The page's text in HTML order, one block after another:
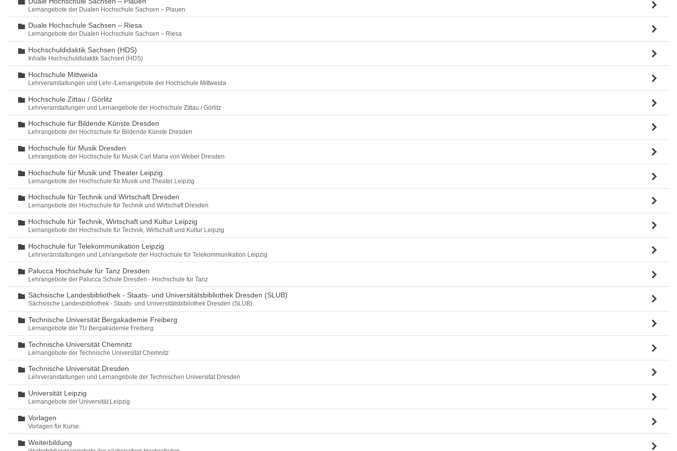
Lernangebote der Dualen Hochschule Sachsen – Plauen
Ordner
Duale Hochschule Sachsen – Riesa
Lernangebote der Dualen Hochschule Sachsen – Riesa
Ordner
Hochschuldidaktik Sachsen (HDS)
Inhalte Hochschuldidaktik Sachsen (HDS)
Ordner
Hochschule Mittweida
Lehrveranstaltungen und Lehr-/Lernangebote der Hochschule Mittweida
Ordner
Hochschule Zittau / Görlitz
Lehrveranstaltungen und Lernangebote der Hochschule Zittau / Görlitz
Ordner
Hochschule für Bildende Künste Dresden
Lehrangebote der Hochschule für Bildende Künste Dresden
Ordner
Hochschule für Musik Dresden
Lehrangebote der Hochschule für Musik Carl Maria von Weber Dresden
Ordner
Hochschule für Musik und Theater Leipzig
Lernangebote der Hochschule für Musik und Theater Leipzig
Ordner
Hochschule für Technik und Wirtschaft Dresden
Lernangebote der Hochschule für Technik und Wirtschaft Dresden
Ordner
Hochschule für Technik, Wirtschaft und Kultur Leipzig
Lernangebote der Hochschule für Technik, Wirtschaft und Kultur Leipzig
Ordner
Hochschule für Telekommunikation Leipzig
Lehrveranstaltungen und Lehrangebote der Hochschule für Telekommunikation Leipzig
Ordner
Palucca Hochschule für Tanz Dresden
Lehrangebote der Palucca Schule Dresden - Hochschule für Tanz
Ordner
Sächsische Landesbibliothek - Staats- und Universitätsbibliothek Dresden (SLUB)
Sächsische Landesbibliothek - Staats- und Universitätsbibliothek Dresden (SLUB)
Ordner
Technische Universität Bergakademie Freiberg
Lernangebote der TU Bergakademie Freiberg
Ordner
Technische Universität Chemnitz
Lernangebote der Technische Universität Chemnitz
Ordner
Technische Universität Dresden
Lehrveranstaltungen und Lernangebote der Technischen Universität Dresden
Ordner
Universität Leipzig
Lernangebote der Universität Leipzig
Ordner
Vorlagen
Vorlagen für Kurse.
Ordner
Weiterbildung